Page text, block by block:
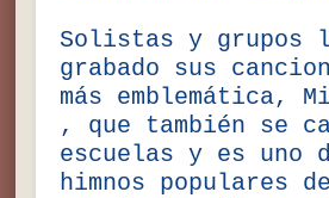
Solistas y grupos
grabado sus
más emblemática,
, que también se
escuelas y es uno
himnos populares